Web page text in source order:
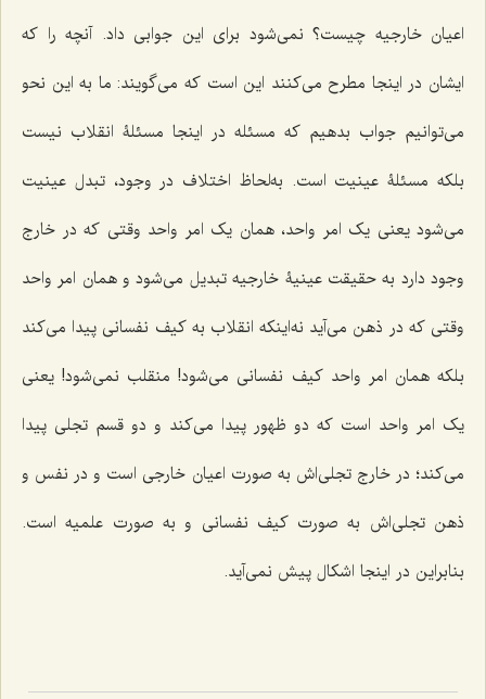
اعیان خارجیه چیست؟ نمی‌شود برای این جوابی داد. آنچه را که
ایشان در اینجا مطرح می‌کنند این است که می‌گویند: ما به این نحو
می‌توانیم جواب بدهیم که مسئله در اینجا مسئلۀ انقلاب نیست
بلکه مسئلۀ عینیت است. به‌لحاظ اختلاف در وجود، تبدل عینیت
می‌شود یعنی یک امر واحد، همان یک امر واحد وقتی که در خارج
وجود دارد به حقیقت عینیۀ خارجیه تبدیل می‌شود و همان امر واحد
وقتی که در ذهن می‌آید نه‌اینکه انقلاب به کیف نفسانی پیدا می‌کند
بلکه همان امر واحد کیف نفسانی می‌شود! منقلب نمی‌شود! یعنی
یک امر واحد است که دو ظهور پیدا می‌کند و دو قسم تجلی پیدا
می‌کند؛ در خارج تجلی‌اش به صورت اعیان خارجی است و در نفس و
ذهن تجلی‌اش به صورت کیف نفسانی و به صورت علمیه است.
بنابراین در اینجا اشکال پیش نمی‌آید.